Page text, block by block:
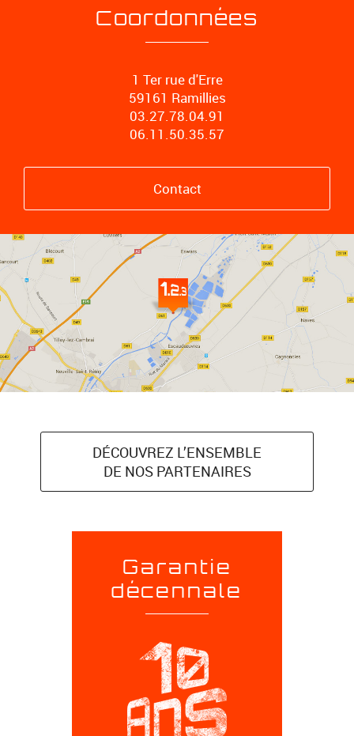
Coordonnées
1 Ter rue d'Erre
59161 Ramillies
03.27.78.04.91
06.11.50.35.57
Contact
DÉCOUVREZ L’ENSEMBLE
DE NOS PARTENAIRES
Garantie
décennale